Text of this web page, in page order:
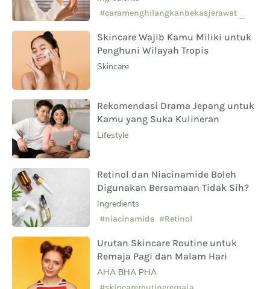
Sampingnya?
#caramenghilangkanbekasjerawat
#skincarepemula
Skincare Wajib Kamu Miliki untuk
Penghuni Wilayah Tropis
Skincare
Rekomendasi Drama Jepang untuk
Kamu yang Suka Kulineran
Lifestyle
Retinol dan Niacinamide Boleh
Digunakan Bersamaan Tidak Sih?
Ingredients
#niacinamide #Retinol
Urutan Skincare Routine untuk
Remaja Pagi dan Malam Hari
AHA BHA PHA